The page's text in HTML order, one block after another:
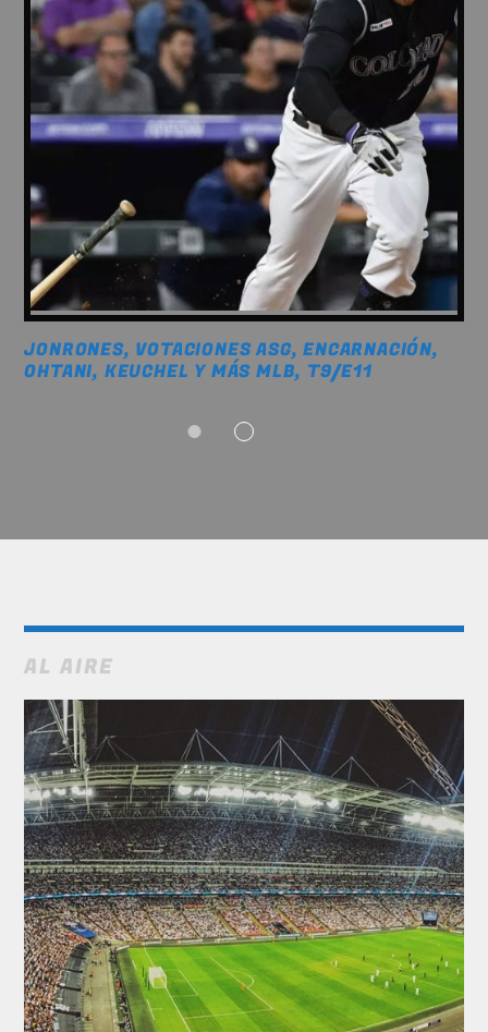
JONRONES, VOTACIONES ASG, ENCARNACIÓN,
OHTANI, KEUCHEL Y MÁS MLB, T9/E11
AL AIRE